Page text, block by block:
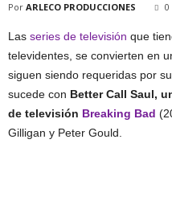
Por ARLECO PRODUCCIONES 0
Las series de televisión que
televidentes, se convierten en
siguen siendo requeridas por
sucede con Better Call Saul,
de televisión Breaking Bad
Gilligan y Peter Gould.